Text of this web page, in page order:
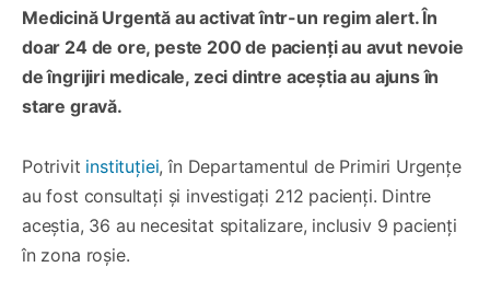
Medicină Urgentă au activat într-un regim alert. În
doar 24 de ore, peste 200 de pacienți au avut nevoie
de îngrijiri medicale, zeci dintre aceștia au ajuns în
stare gravă.
Potrivit instituției, în Departamentul de Primiri Urgențe
au fost consultați și investigați 212 pacienți. Dintre
aceștia, 36 au necesitat spitalizare, inclusiv 9 pacienți
în zona roșie.